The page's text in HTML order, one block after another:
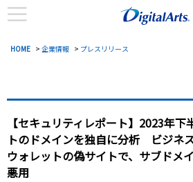
HOME > 企業情報 > プレスリリース
【セキュリティレポート】2023年
トのドメインを独自に分析 ビジネ
ウォレットの偽サイトで、サブドメ
悪用